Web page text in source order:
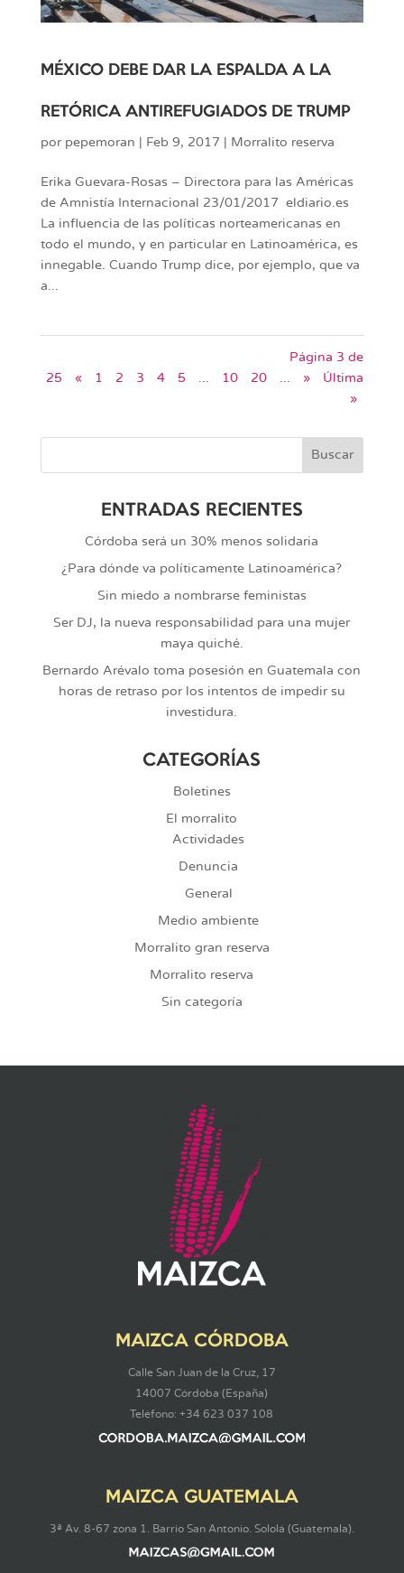
MÉXICO DEBE DAR LA ESPALDA A LA
RETÓRICA ANTIREFUGIADOS DE TRUMP
por pepemoran Feb 9, 2017 Morralito reserva
Erika Guevara-Rosas – Directora para las Américas
de Amnistía Internacional 23/01/2017 eldiario.es
La influencia de las políticas norteamericanas en
todo el mundo, y en particular en Latinoamérica, es
innegable. Cuando Trump dice, por ejemplo, que va
a...
Página 3 de
25
« 1 2 3 4 5 ... 10 20 ... »
Última
»
ENTRADAS RECIENTES
Córdoba será un 30% menos solidaria
¿Para dónde va políticamente Latinoamérica?
Sin miedo a nombrarse feministas
Ser DJ, la nueva responsabilidad para una mujer
maya quiché.
Bernardo Arévalo toma posesión en Guatemala con
horas de retraso por los intentos de impedir su
investidura.
CATEGORÍAS
Boletines
El morralito
Actividades
Denuncia
General
Medio ambiente
Morralito gran reserva
Morralito reserva
Sin categoría
MAIZCA CÓRDOBA
Calle San Juan de la Cruz, 17
14007 Córdoba (España)
Teléfono: +34 623 037 108
MAIZCA GUATEMALA
3ª Av. 8-67 zona 1. Barrio San Antonio. Sololá (Guatemala).